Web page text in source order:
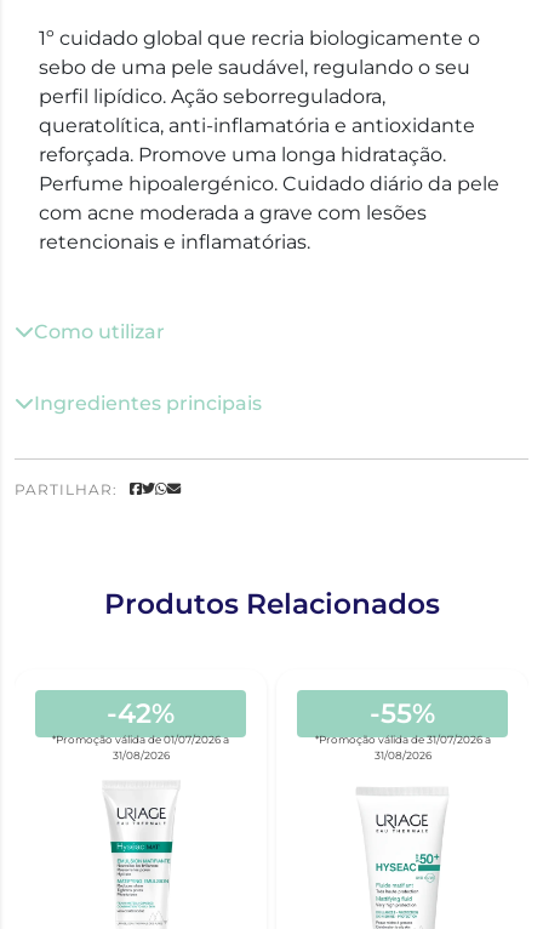
1º cuidado global que recria biologicamente o
sebo de uma pele saudável, regulando o seu
perfil lipídico. Ação seborreguladora,
queratolítica, anti-inflamatória e antioxidante
reforçada. Promove uma longa hidratação.
Perfume hipoalergénico. Cuidado diário da pele
com acne moderada a grave com lesões
retencionais e inflamatórias.
Como utilizar
Ingredientes principais
PARTILHAR:
Produtos Relacionados
-42%
*Promoção válida de 01/07/2026 a
31/08/2026
-55%
*Promoção válida de 31/07/2026 a
31/08/2026